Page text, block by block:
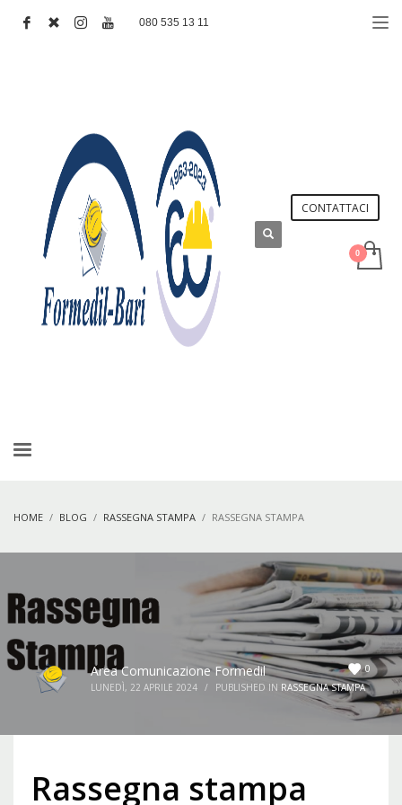
080 535 13 11
CONTATTACI
HOME BLOG RASSEGNA STAMPA RASSEGNA STAMPA
0
Area Comunicazione Formedil
LUNEDÌ, 22 APRILE 2024 / PUBLISHED IN RASSEGNA STAMPA
Rassegna stampa